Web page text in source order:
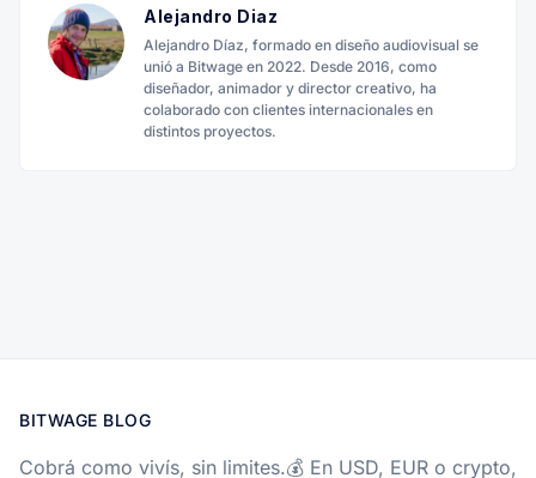
Alejandro Diaz
Alejandro Díaz, formado en diseño audiovisual se
unió a Bitwage en 2022. Desde 2016, como
diseñador, animador y director creativo, ha
colaborado con clientes internacionales en
distintos proyectos.
BITWAGE BLOG
Cobrá como vivís, sin limites.💰 En USD, EUR o crypto,